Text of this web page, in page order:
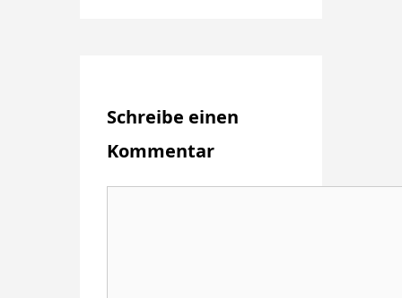
Schreibe einen
Kommentar